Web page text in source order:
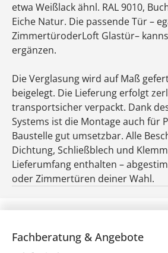
etwa Weißlack ähnl. RAL 9010,
Eiche Natur. Die passende Tür –
ZimmertüroderLoft Glastür–
ergänzen.
Die Verglasung wird auf Maß
beigelegt. Die Lieferung erfolgt
transportsicher verpackt. Dank
Systems ist die Montage auch für
Baustelle gut umsetzbar. Alle
Dichtung, Schließblech und
Lieferumfang enthalten –
oder Zimmertüren deiner Wahl.
Fachberatung & Angebote